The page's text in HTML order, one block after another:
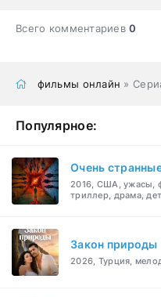
Всего комментариев0
фильмы онлайн »
Популярное:
Очень
2016, США, ужасы,
триллер, драма,
Закон природы
2026, Турция,